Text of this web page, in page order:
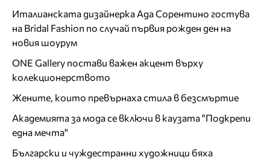
Италианската дизайнерка Ада Сорентино гостува
на Bridal Fashion по случай първия рожден ден на
новия шоурум
ONE Gallery постави важен акцент върху
колекционерството
Жените, които превърнаха стила в безсмъртие
Академията за мода се включи в каузата "Подкрепи
една мечта"
Български и чуждестранни художници бяха